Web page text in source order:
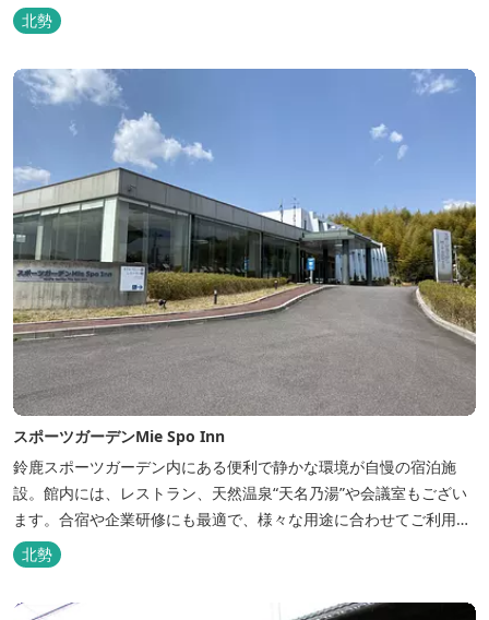
北勢
スポーツガーデンMie Spo Inn
鈴鹿スポーツガーデン内にある便利で静かな環境が自慢の宿泊施
設。館内には、レストラン、天然温泉“天名乃湯”や会議室もござい
ます。合宿や企業研修にも最適で、様々な用途に合わせてご利用頂
けます。
北勢